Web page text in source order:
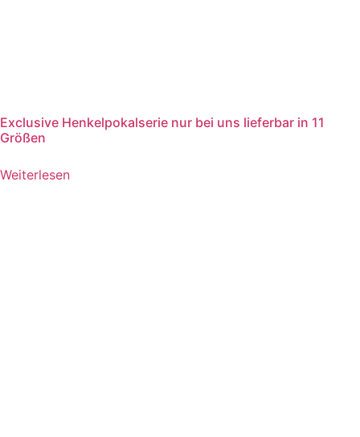
Exclusive Henkelpokalserie nur bei uns lieferbar in 11
Größen
Weiterlesen